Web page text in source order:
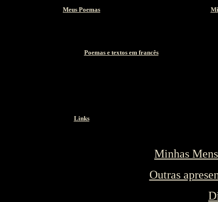
Meus Poemas
Poemas e textos em francês
Links
Minhas
Outras